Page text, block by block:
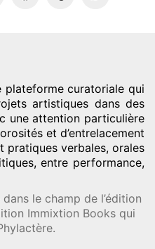
plateforme curatoriale qui
artistiques dans des
une attention particulière
et d’entrelacement
pratiques verbales, orales
entre performance,
le champ de l’édition
Immixtion Books qui